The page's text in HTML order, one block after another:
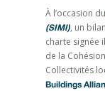
À l’occasion du
(SIMI), un
charte signée
de la
Collectivités
Buildings